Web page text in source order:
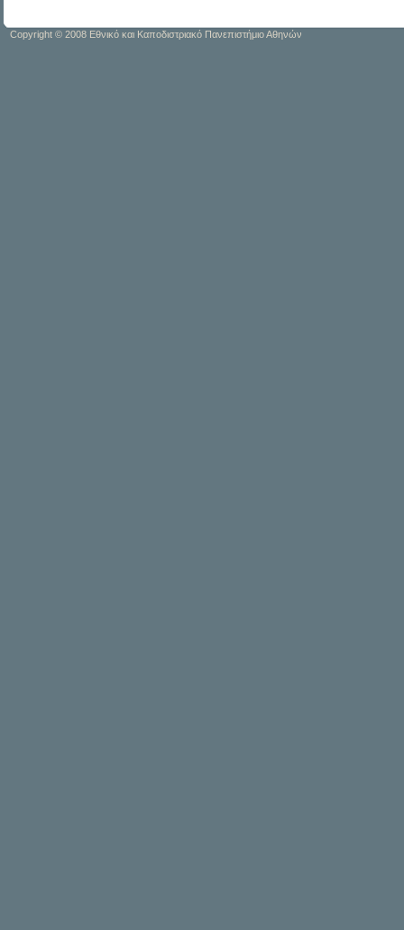
Copyright © 2008 Εθνικό και Καποδιστριακό Πανεπιστήμιο Αθηνών